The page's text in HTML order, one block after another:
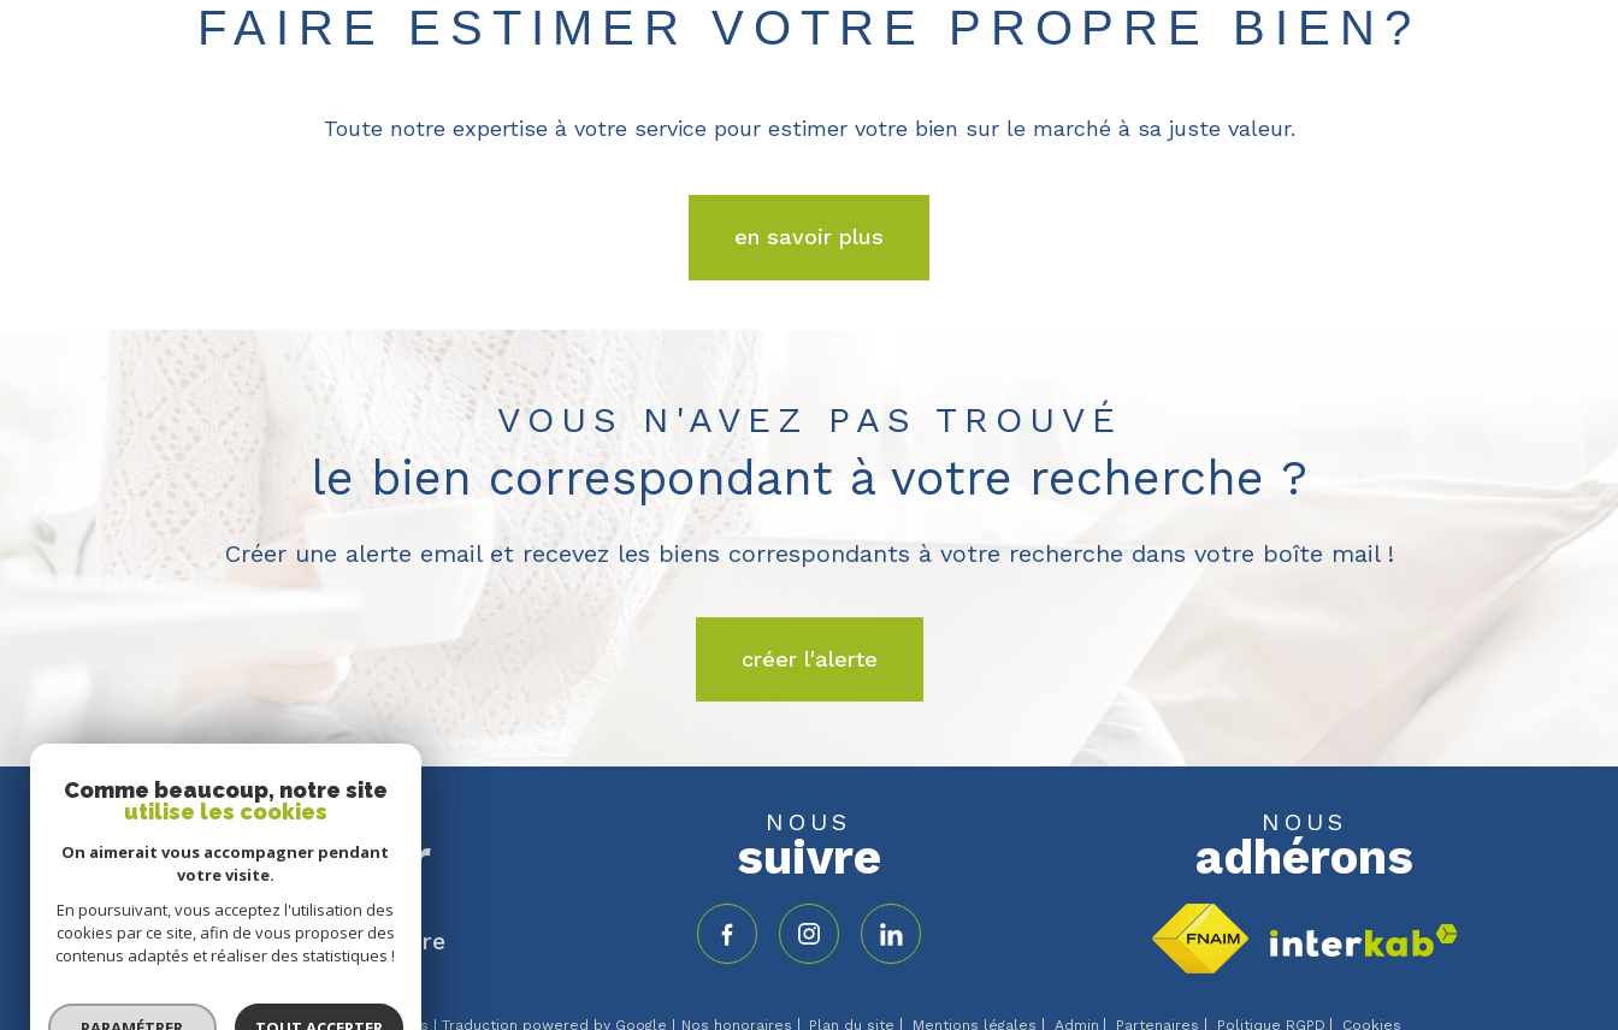
FAIRE ESTIMER VOTRE PROPRE BIEN?
Toute notre expertise à votre service pour estimer votre bien sur le marché à sa juste valeur.
en savoir plus
VOUS N'AVEZ PAS TROUVÉ
le bien correspondant à votre recherche ?
Créer une alerte email et recevez les biens correspondants à votre recherche dans votre boîte mail !
créer l'alerte
SE
connecter
espace propriétaire
NOUS
suivre
NOUS
adhérons
© 2026 | Tous droits réservés | Traduction powered by Google | Nos honoraires Plan du site Mentions légales Admin Partenaires Politique RGPD Cookies
Comme beaucoup, notre site
utilise les cookies
On aimerait vous accompagner pendant
votre visite.
En poursuivant, vous acceptez l'utilisation des
cookies par ce site, afin de vous proposer des
contenus adaptés et réaliser des statistiques !